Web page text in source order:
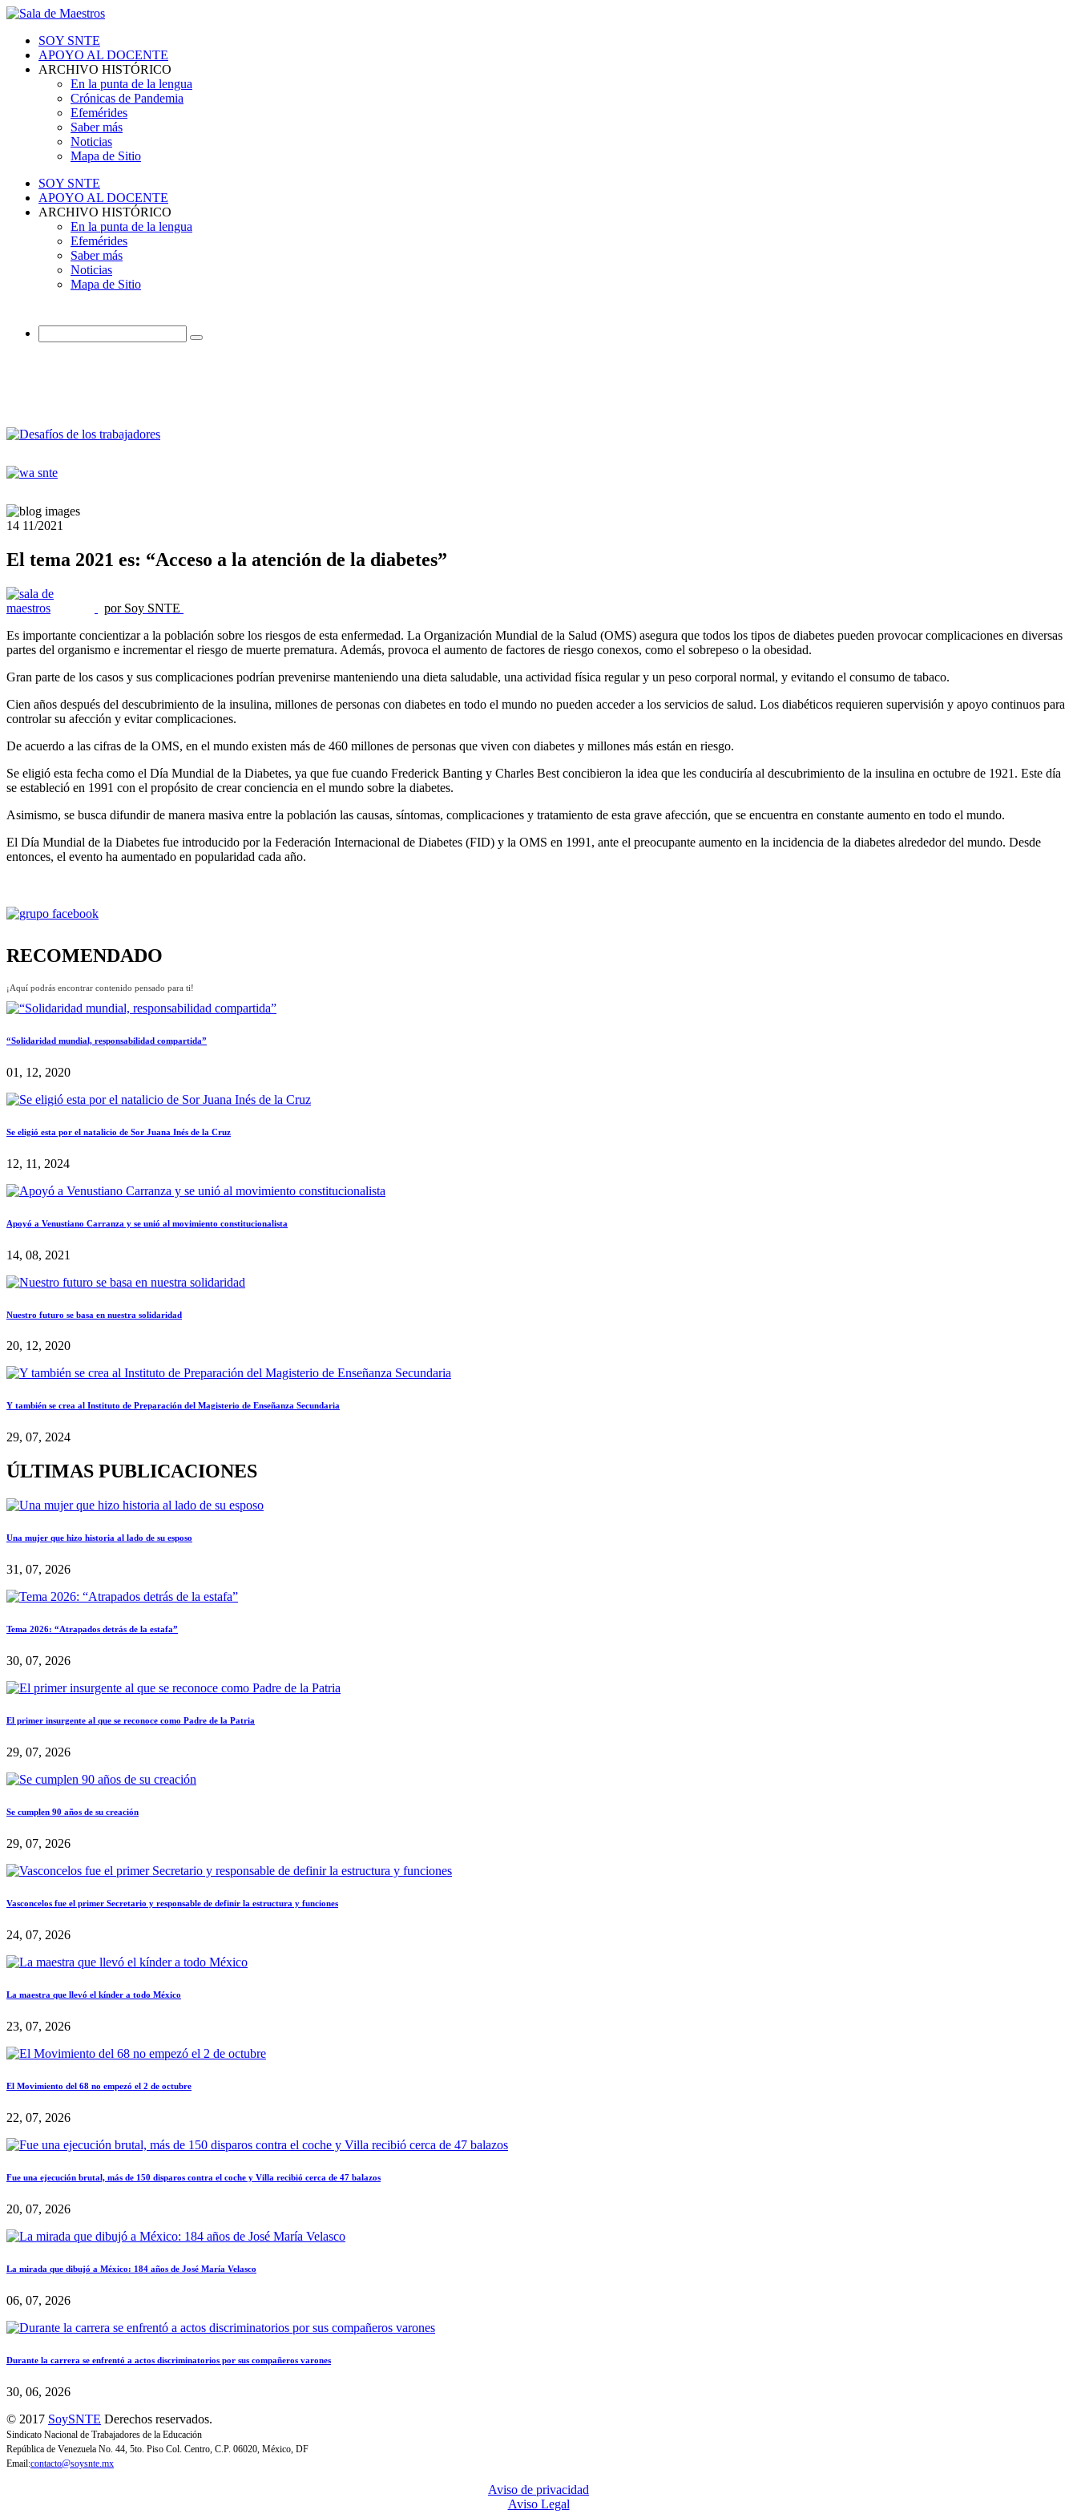
SOY SNTE
APOYO AL DOCENTE
ARCHIVO HISTÓRICO
En la punta de la lengua
Crónicas de Pandemia
Efemérides
Saber más
Noticias
Mapa de Sitio
SOY SNTE
APOYO AL DOCENTE
ARCHIVO HISTÓRICO
En la punta de la lengua
Efemérides
Saber más
Noticias
Mapa de Sitio
14 11/2021
El tema 2021 es: “Acceso a la atención de la diabetes”
por Soy SNTE
Es importante concientizar a la población sobre los riesgos de esta enfermedad. La Organización Mundial de la Salud (OMS) asegura que todos los tipos de diabetes pueden provocar complicaciones en diversas
partes del organismo e incrementar el riesgo de muerte prematura. Además, provoca el aumento de factores de riesgo conexos, como el sobrepeso o la obesidad.
Gran parte de los casos y sus complicaciones podrían prevenirse manteniendo una dieta saludable, una actividad física regular y un peso corporal normal, y evitando el consumo de tabaco.
Cien años después del descubrimiento de la insulina, millones de personas con diabetes en todo el mundo no pueden acceder a los servicios de salud. Los diabéticos requieren supervisión y apoyo continuos para
controlar su afección y evitar complicaciones.
De acuerdo a las cifras de la OMS, en el mundo existen más de 460 millones de personas que viven con diabetes y millones más están en riesgo.
Se eligió esta fecha como el Día Mundial de la Diabetes, ya que fue cuando Frederick Banting y Charles Best concibieron la idea que les conduciría al descubrimiento de la insulina en octubre de 1921. Este día
se estableció en 1991 con el propósito de crear conciencia en el mundo sobre la diabetes.
Asimismo, se busca difundir de manera masiva entre la población las causas, síntomas, complicaciones y tratamiento de esta grave afección, que se encuentra en constante aumento en todo el mundo.
El Día Mundial de la Diabetes fue introducido por la Federación Internacional de Diabetes (FID) y la OMS en 1991, ante el preocupante aumento en la incidencia de la diabetes alrededor del mundo. Desde
entonces, el evento ha aumentado en popularidad cada año.
RECOMENDADO
¡Aquí podrás encontrar contenido pensado para ti!
“Solidaridad mundial, responsabilidad compartida”
01, 12, 2020
Se eligió esta por el natalicio de Sor Juana Inés de la Cruz
12, 11, 2024
Apoyó a Venustiano Carranza y se unió al movimiento constitucionalista
14, 08, 2021
Nuestro futuro se basa en nuestra solidaridad
20, 12, 2020
Y también se crea al Instituto de Preparación del Magisterio de Enseñanza Secundaria
29, 07, 2024
ÚLTIMAS PUBLICACIONES
Una mujer que hizo historia al lado de su esposo
31, 07, 2026
Tema 2026: “Atrapados detrás de la estafa”
30, 07, 2026
El primer insurgente al que se reconoce como Padre de la Patria
29, 07, 2026
Se cumplen 90 años de su creación
29, 07, 2026
Vasconcelos fue el primer Secretario y responsable de definir la estructura y funciones
24, 07, 2026
La maestra que llevó el kínder a todo México
23, 07, 2026
El Movimiento del 68 no empezó el 2 de octubre
22, 07, 2026
Fue una ejecución brutal, más de 150 disparos contra el coche y Villa recibió cerca de 47 balazos
20, 07, 2026
La mirada que dibujó a México: 184 años de José María Velasco
06, 07, 2026
Durante la carrera se enfrentó a actos discriminatorios por sus compañeros varones
30, 06, 2026
© 2017 SoySNTE Derechos reservados.
Sindicato Nacional de Trabajadores de la Educación
República de Venezuela No. 44, 5to. Piso Col. Centro, C.P. 06020, México, DF
Email:contacto@soysnte.mx
Aviso de privacidad
Aviso Legal